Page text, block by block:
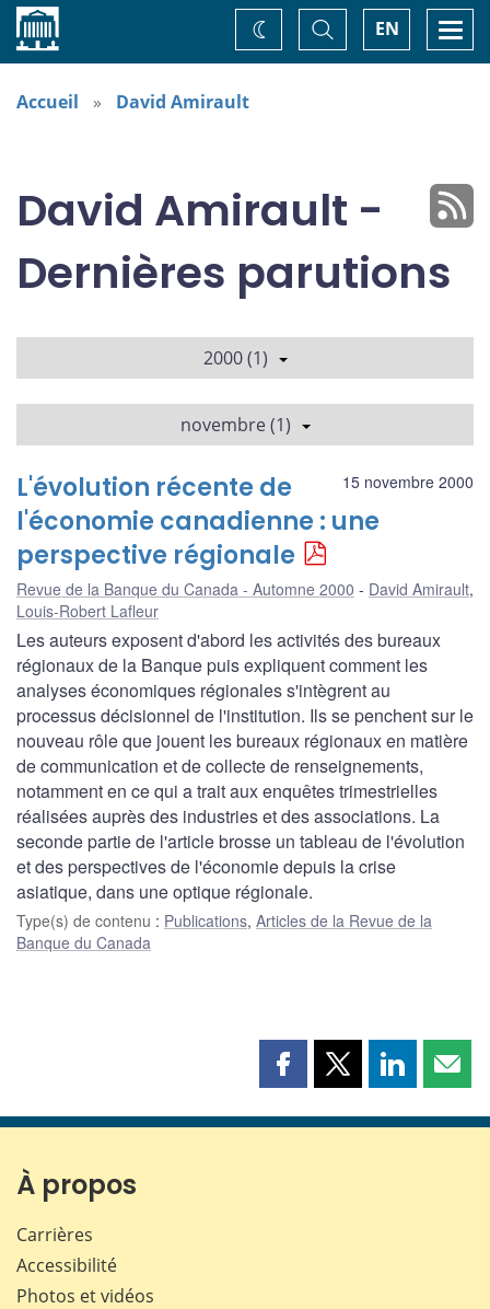
Accueil EN
Basculer
la
recherche
Changez
de
Accueil David Amirault
David Amirault -
Dernières parutions
2000 (1)
novembre (1)
15 novembre 2000
L'évolution récente de
l'économie canadienne : une
perspective régionale
Revue de la Banque du Canada - Automne 2000 David Amirault,
Louis-Robert Lafleur
Les auteurs exposent d'abord les activités des bureaux
régionaux de la Banque puis expliquent comment les
analyses économiques régionales s'intègrent au
processus décisionnel de l'institution. Ils se penchent sur le
nouveau rôle que jouent les bureaux régionaux en matière
de communication et de collecte de renseignements,
notamment en ce qui a trait aux enquêtes trimestrielles
réalisées auprès des industries et des associations. La
seconde partie de l'article brosse un tableau de l'évolution
et des perspectives de l'économie depuis la crise
asiatique, dans une optique régionale.
Type(s) de contenu : Publications, Articles de la Revue de la
Banque du Canada
Partager
page
Partager
page
Partager
page page
À propos
Carrières
Accessibilité
Photos et vidéos